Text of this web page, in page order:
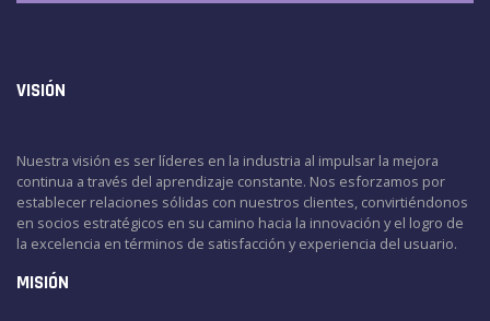
VISIÓN
Nuestra visión es ser líderes en la industria al impulsar la mejora
continua a través del aprendizaje constante. Nos esforzamos por
establecer relaciones sólidas con nuestros clientes, convirtiéndonos
en socios estratégicos en su camino hacia la innovación y el logro de
la excelencia en términos de satisfacción y experiencia del usuario.
MISIÓN